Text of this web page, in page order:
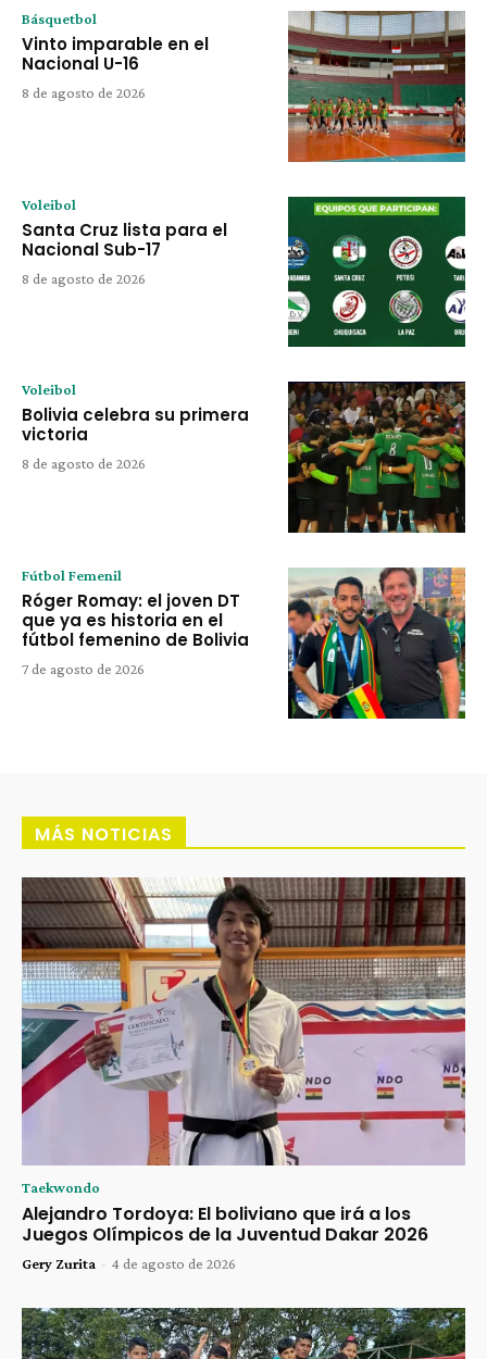
Básquetbol
Vinto imparable en el
Nacional U-16
8 de agosto de 2026
Voleibol
Santa Cruz lista para el
Nacional Sub-17
8 de agosto de 2026
Voleibol
Bolivia celebra su primera
victoria
8 de agosto de 2026
Fútbol Femenil
Róger Romay: el joven DT
que ya es historia en el
fútbol femenino de Bolivia
7 de agosto de 2026
MÁS NOTICIAS
Taekwondo
Alejandro Tordoya: El boliviano que irá a los
Juegos Olímpicos de la Juventud Dakar 2026
Gery Zurita - 4 de agosto de 2026